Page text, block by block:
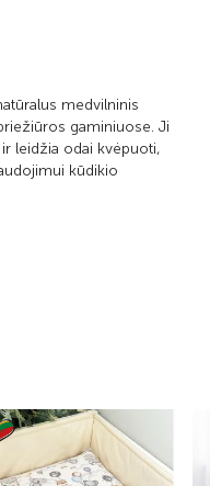
medvilninis
gaminiuose. Ji
leidžia odai kvėpuoti,
kūdikio